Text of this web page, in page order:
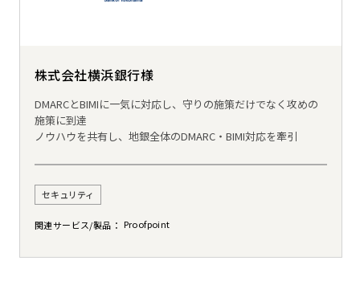
株式会社横浜銀行様
DMARCとBIMIに一気に対応し、守りの施策だけでなく攻めの
施策に到達
ノウハウを共有し、地銀全体のDMARC・BIMI対応を牽引
セキュリティ
関連サービス/製品 Proofpoint